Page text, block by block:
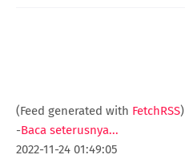
(Feed generated with FetchRSS)
-Baca seterusnya...
2022-11-24 01:49:05